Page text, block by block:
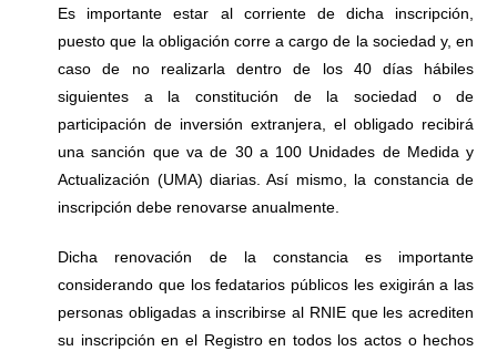
Es importante estar al corriente de dicha inscripción,
puesto que la obligación corre a cargo de la sociedad y, en
caso de no realizarla dentro de los 40 días hábiles
siguientes a la constitución de la sociedad o de
participación de inversión extranjera, el obligado recibirá
una sanción que va de 30 a 100 Unidades de Medida y
Actualización (UMA) diarias. Así mismo, la constancia de
inscripción debe renovarse anualmente.
Dicha renovación de la constancia es importante
considerando que los fedatarios públicos les exigirán a las
personas obligadas a inscribirse al RNIE que les acrediten
su inscripción en el Registro en todos los actos o hechos